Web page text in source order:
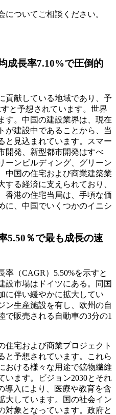
についてご相談ください。
成長率7.10%で圧倒的
貢献している地域であり、予
と予想されています。世界
す。中国の建設業界は、現在
が建設中であることから、当
と見込まれています。スマー
開発、新型都市開発はすべ
ーンビルディング、グリーン
中国の住宅および商業建築業
る経済に支えられており、
香港の住宅当局は、手頃な価
に、中国でいくつかのイニシ
5.50％で最も成長の速
率（CAGR）5.50%を示すと
設市場はドイツにある。同国
に伴い緩やかに拡大してい
ン生産施設を有し、欧州の自
で販売される自動車の3分の1
住宅および商業プロジェクト
と予想されています。これら
おける様々な用途で鉱物繊維
います。ビジョン2030とそれ
導入により、医療や教育を含
大しています。国の社会イン
対象となっています。政府と